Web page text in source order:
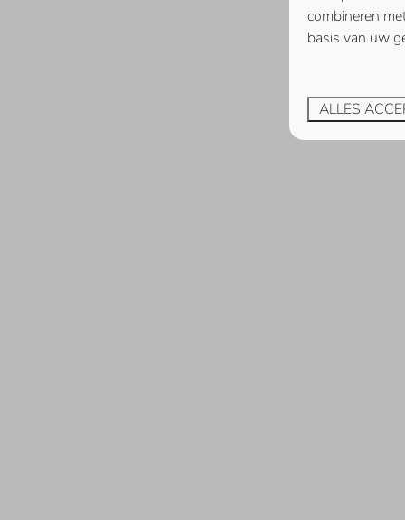
combineren
basis van uw
ALLES